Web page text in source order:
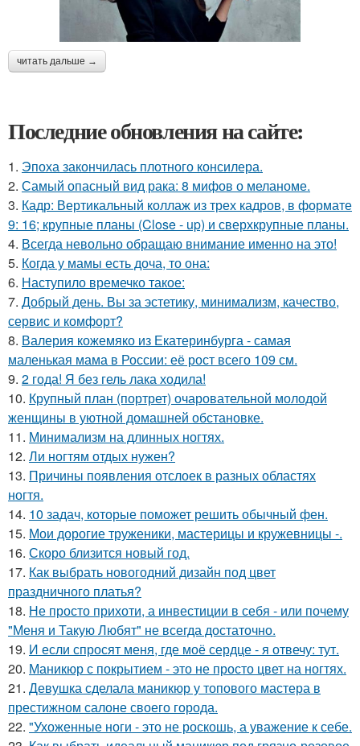
читать дальше →
Последние обновления на сайте:
1. Эпоха закончилась плотного консилера.
2. Самый опасный вид рака: 8 мифов о меланоме.
3. Кадр: Вертикальный коллаж из трех кадров, в формате
9: 16; крупные планы (Close - up) и сверхкрупные планы.
4. Всегда невольно обращаю внимание именно на это!
5. Когда у мамы есть доча, то она:
6. Наступило времечко такое:
7. Добрый день. Вы за эстетику, минимализм, качество,
сервис и комфорт?
8. Валерия кожемяко из Екатеринбурга - самая
маленькая мама в России: её рост всего 109 см.
9. 2 года! Я без гель лака ходила!
10. Крупный план (портрет) очаровательной молодой
женщины в уютной домашней обстановке.
11. Минимализм на длинных ногтях.
12. Ли ногтям отдых нужен?
13. Причины появления отслоек в разных областях
ногтя.
14. 10 задач, которые поможет решить обычный фен.
15. Мои дорогие труженики, мастерицы и кружевницы -.
16. Скоро близится новый год.
17. Как выбрать новогодний дизайн под цвет
праздничного платья?
18. Не просто прихоти, а инвестиции в себя - или почему
"Меня и Такую Любят" не всегда достаточно.
19. И если спросят меня, где моё сердце - я отвечу: тут.
20. Маникюр с покрытием - это не просто цвет на ногтях.
21. Девушка сделала маникюр у топового мастера в
престижном салоне своего города.
22. "Ухоженные ноги - это не роскошь, а уважение к себе.